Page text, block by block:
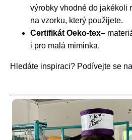
výrobky vhodné do jakékoli
na vzorku, který použijete.
Certifikát Oeko-tex–
i pro malá miminka.
Hledáte inspiraci? Podívejte se na